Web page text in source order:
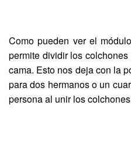
Como pueden ver el
permite dividir los
cama. Esto nos deja con la
para dos hermanos o un
persona al unir los